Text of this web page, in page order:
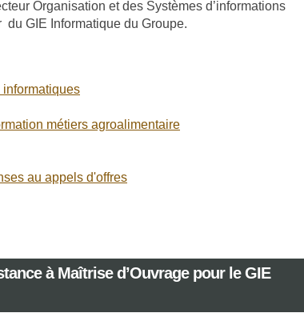
Organisation et des Systèmes d’informations
du GIE Informatique du Groupe.
métiers agroalimentaire
au appels d'offres
à Maîtrise d’Ouvrage pour le GIE